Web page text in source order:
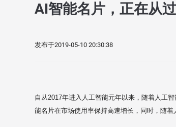
AI智能名片，正在从
发布于2019-05-10 20:30:38
自从2017年进入人工智能元年以来，随着人工
能名片在市场使用率保持高速增长，同时，随着